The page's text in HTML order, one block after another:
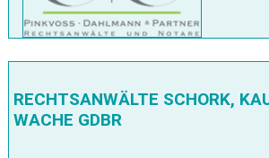
RECHTSANWÄLTE SCHORK,
WACHE GDBR